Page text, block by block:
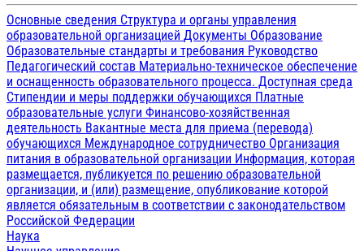
Основные сведения Структура и органы управления
образовательной организацией Документы Образование
Образовательные стандарты и требования Руководство
Педагогический состав Материально-техническое обеспечение
и оснащенность образовательного процесса. Доступная среда
Стипендии и меры поддержки обучающихся Платные
образовательные услуги Финансово-хозяйственная
деятельность Вакантные места для приема (перевода)
обучающихся Международное сотрудничество Организация
питания в образовательной организации Информация, которая
размещается, публикуется по решению образовательной
организации, и (или) размещение, опубликование которой
является обязательным в соответствии с законодательством
Российской Федерации
Наука